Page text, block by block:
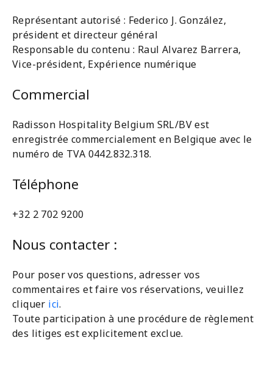
Représentant autorisé : Federico J. González,
président et directeur général
Responsable du contenu : Raul Alvarez Barrera,
Vice-président, Expérience numérique
Commercial
Radisson Hospitality Belgium SRL/BV est
enregistrée commercialement en Belgique avec le
numéro de TVA 0442.832.318.
Téléphone
+32 2 702 9200
Nous contacter :
Pour poser vos questions, adresser vos
commentaires et faire vos réservations, veuillez
cliquer ici.
Toute participation à une procédure de règlement
des litiges est explicitement exclue.